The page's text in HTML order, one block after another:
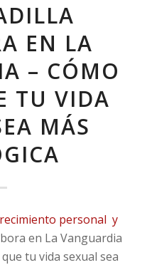
EN LA
– CÓMO
TU VIDA
MÁS
personal y
en La Vanguardia
tu vida sexual sea